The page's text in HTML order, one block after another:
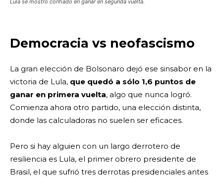
Democracia vs neofascismo
La gran elección de Bolsonaro dejó ese sinsabor en la
victoria de Lula, que quedó a sólo 1,6 puntos de
ganar en primera vuelta, algo que nunca logró.
Comienza ahora otro partido, una elección distinta,
donde las calculadoras no suelen ser eficaces.
Pero si hay alguien con un largo derrotero de
resiliencia es Lula, el primer obrero presidente de
Brasil, el que sufrió tres derrotas presidenciales antes